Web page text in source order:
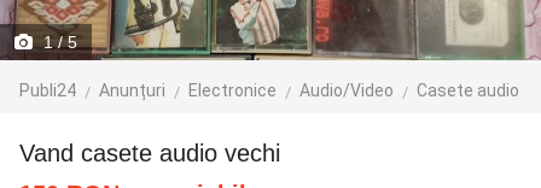
1/ 5
Publi24 Anunțuri Electronice Audio/Video Casete audio
Vand casete audio vechi